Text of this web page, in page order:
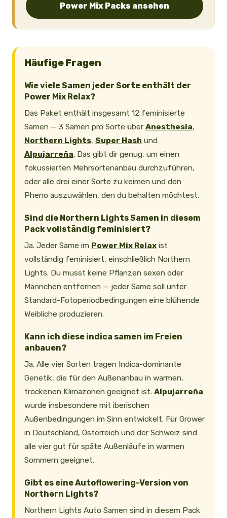
Power Mix Packs ansehen
Häufige Fragen
Wie viele Samen jeder Sorte enthält der
Power Mix Relax?
Das Paket enthält insgesamt 12 feminisierte
Samen — 3 Samen pro Sorte überAnesthesia,
Northern Lights, Super Hash und
Alpujarreña. Das gibt dir genug, um einen
fokussierten Mehrsortenanbau durchzuführen,
oder alle drei einer Sorte zu keimen und den
Pheno auszuwählen, den du behalten möchtest.
Sind die Northern Lights Samen in diesem
Pack vollständig feminisiert?
Ja. Jeder Same im Power Mix Relax ist
vollständig feminisiert, einschließlich Northern
Lights. Du musst keine Pflanzen sexen oder
Männchen entfernen — jeder Same soll unter
Standard-Fotoperiodbedingungen eine blühende
Weibliche produzieren.
Kann ich diese indica samen im Freien
anbauen?
Ja. Alle vier Sorten tragen Indica-dominante
Genetik, die für den Außenanbau in warmen,
trockenen Klimazonen geeignet ist. Alpujarreña
wurde insbesondere mit iberischen
Außenbedingungen im Sinn entwickelt. Für Grower
in Deutschland, Österreich und der Schweiz sind
alle vier gut für späte Außenläufe in warmen
Sommern geeignet.
Gibt es eine Autoflowering-Version von
Northern Lights?
Northern Lights Auto Samen sind in diesem Pack